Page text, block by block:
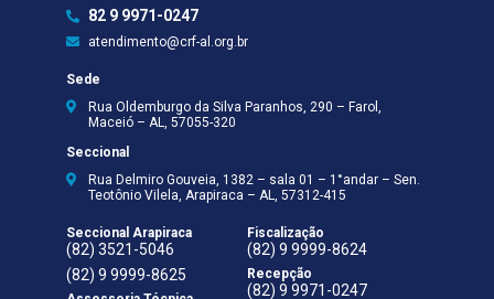
82 9 9971-0247
atendimento@crf-al.org.br
Sede
Rua Oldemburgo da Silva Paranhos, 290 – Farol,
Maceió – AL, 57055-320
Seccional
Rua Delmiro Gouveia, 1382 – sala 01 – 1°andar – Sen.
Teotônio Vilela, Arapiraca – AL, 57312-415
Seccional Arapiraca
(82) 3521-5046
(82) 9 9999-8625
Fiscalização
(82) 9 9999-8624
Recepção
(82) 9 9971-0247